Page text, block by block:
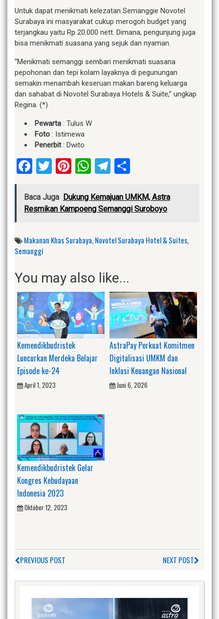
Untuk dapat menikmati kelezatan Semanggie Novotel
Surabaya ini masyarakat cukup merogoh budget yang
terjangkau yaitu Rp 20.000 nett. Dimana, pengunjung juga
bisa menikmati suasana yang sejuk dan nyaman.
“Menikmati semanggi sembari menikmati suasana
pepohonan dan tepi kolam layaknya di pegunungan
semakin menambah keseruan makan bareng keluarga
dan sahabat di Novotel Surabaya Hotels & Suite,” ungkap
Regina. (*)
Pewarta : Tulus W
Foto : Istimewa
Penerbit: Dwito
Facebook
Twitter
Pinterest
WhatsApp
Telegram
Baca Juga Dukung Kemajuan UMKM, Astra
Resmikan Kampoeng Semanggi Suroboyo
Makanan Khas Surabaya,Novotel Surabaya Hotel & Suites,
Semanggi
You may also like...
Kemendikbudristek
Luncurkan Merdeka Belajar
Episode ke-24
April 1, 2023
AstraPay Perkuat Komitmen
Digitalisasi UMKM dan
Inklusi Keuangan Nasional
Juni 6, 2026
Kemendikbudristek Gelar
Kongres Kebudayaan
Indonesia 2023
Oktober 12, 2023
PREVIOUS POST NEXT POST